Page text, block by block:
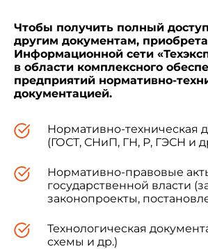
Чтобы получить полный
другим документам,
Информационной сети
в области комплексного
предприятий нормативно-
документацией.
Нормативно-техническая
(ГОСТ, СНиП, ГН, Р, ГЭСН и
Нормативно-правовые
государственной власти
законопроекты,
Технологическая
схемы и др.)